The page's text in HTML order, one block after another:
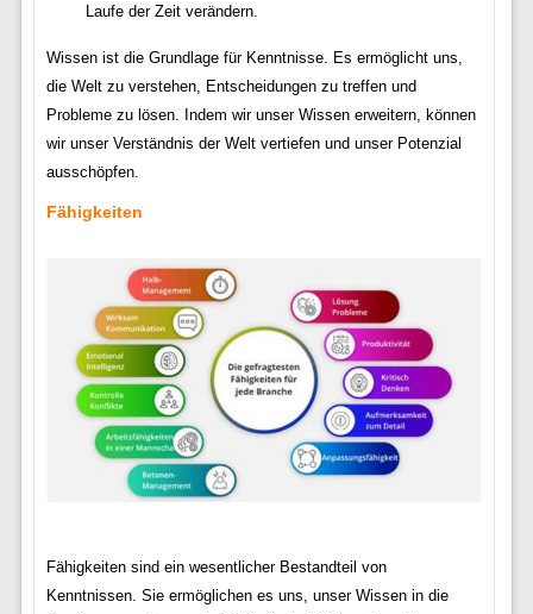
Laufe der Zeit verändern.
Wissen ist die Grundlage für Kenntnisse. Es ermöglicht uns,
die Welt zu verstehen, Entscheidungen zu treffen und
Probleme zu lösen. Indem wir unser Wissen erweitern, können
wir unser Verständnis der Welt vertiefen und unser Potenzial
ausschöpfen.
Fähigkeiten
Fähigkeiten sind ein wesentlicher Bestandteil von
Kenntnissen. Sie ermöglichen es uns, unser Wissen in die